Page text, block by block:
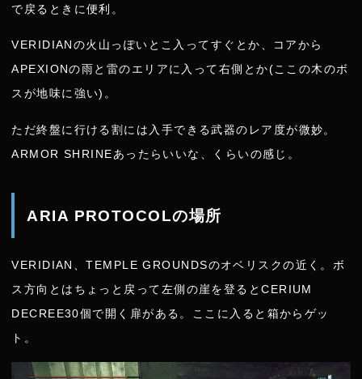
で戻るときに便利。
VERIDIANの火山っぽいとこ入ってすぐとか、コアから
APEXIONの雨と雷のエリアに入って右側とか(ここの木のボ
スが地味に強い)。
ただ終盤に行ける割には入手できる武器のレア度が微妙。
ARMOR SHRINEあったらいいな、くらいの感じ。
ARIA PROTOCOLの場所
VERIDIAN、TEMPLE GROUNDSのオベリスクの近く。ボ
ス方向とはちょっと戻って左側の崖を登るとCERIUM
DECREE30個で開く扉がある。ここに入ると箱からゲッ
ト。